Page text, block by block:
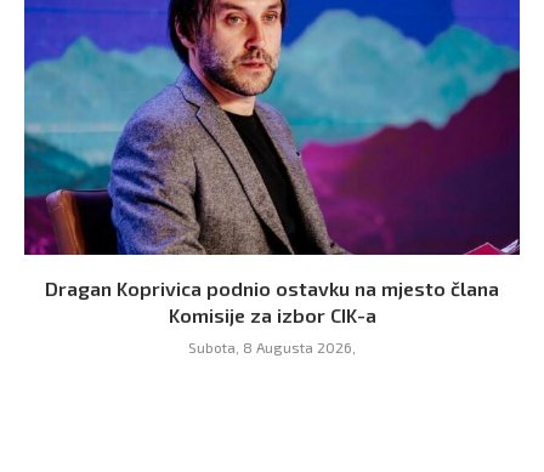
Dragan Koprivica podnio ostavku na mjesto člana
Komisije za izbor CIK-a
Subota, 8 Augusta 2026,